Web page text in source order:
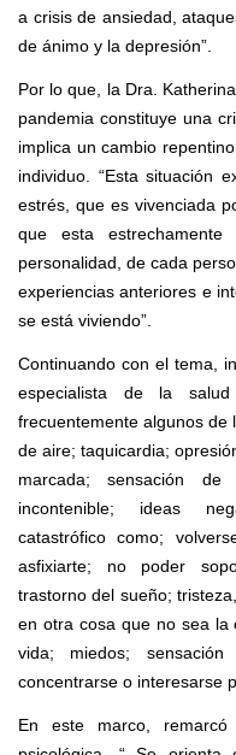
a crisis de ansiedad,
de ánimo y la depresión”.
Por lo que, la Dra.
pandemia constituye una
implica un cambio
individuo. “Esta situación
estrés, que es vivenciada
que esta
personalidad, de cada perso
experiencias anteriores e
se está viviendo”.
Continuando con el tema,
especialista de la
frecuentementealgunos de
de aire; taquicardia;
marcada; sensación de
incontenible; ideas
catastrófico como; vo
asfixiarte; no poder
trastorno del sueño;
en otra cosa que no sea la
vida; miedos; sensación
concentrarse o interesarse
En este marco